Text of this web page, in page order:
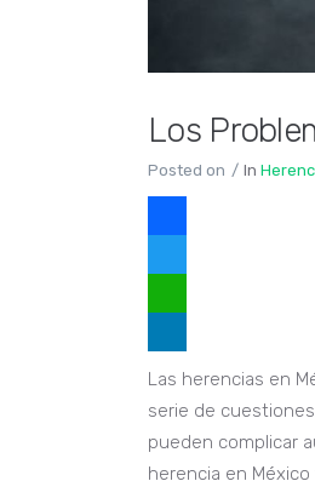
Los
Posted on In
LinkedIn
Las herencias en
serie de
pueden complicar
herencia en